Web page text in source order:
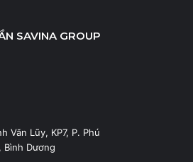
SAVINA GROUP
Văn Lũy, KP7, P. Phú
Bình Dương